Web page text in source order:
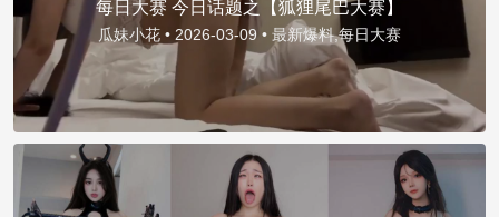
每日大赛 今日话题之【狐狸尾巴大赛】
瓜妹小花 • 2026-03-09 • 最新爆料,每日大赛